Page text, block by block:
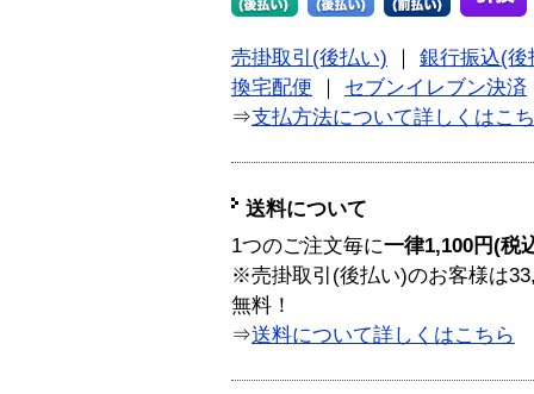
売掛取引(後払い)
銀行振込(後
換宅配便
セブンイレブン決済
⇒支払方法について詳しくはこ
送料について
1つのご注文毎に一律1,100円(税
※売掛取引(後払い)のお客様は
無料！
⇒送料について詳しくはこちら